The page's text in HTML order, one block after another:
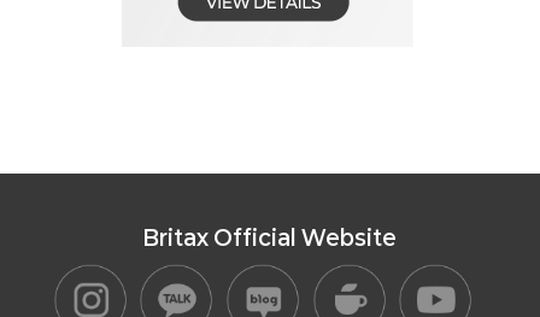
Britax Official Website